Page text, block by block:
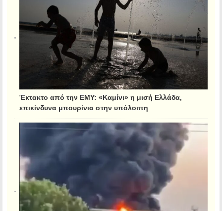
Έκτακτο από την ΕΜΥ: «Καμίνι» η μισή Ελλάδα,
επικίνδυνα μπουρίνια στην υπόλοιπη